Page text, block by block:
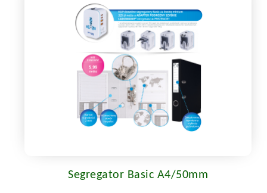
Segregator Basic A4/50mm